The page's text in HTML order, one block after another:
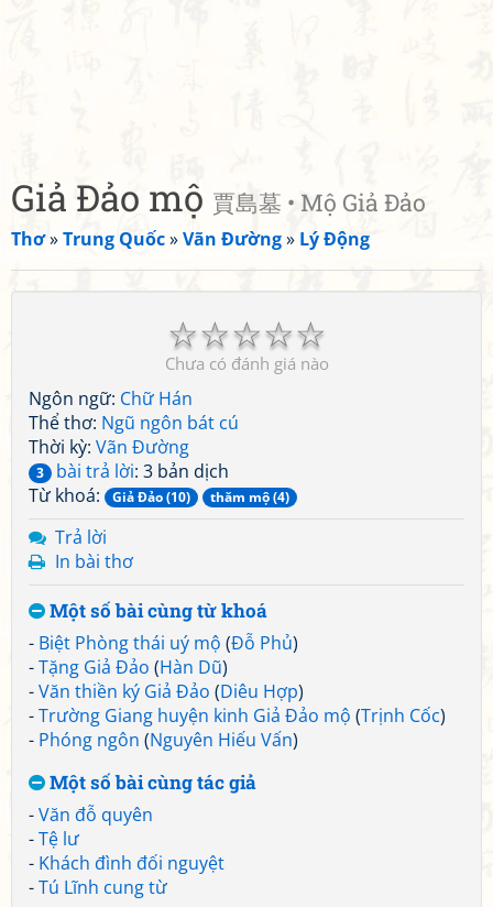
Giả Đảo mộ 賈島墓 • Mộ Giả Đảo
Thơ»Trung Quốc»Vãn Đường» Lý Động
☆
☆
☆
☆
☆
Chưa có đánh giá nào
Ngôn ngữ: Chữ Hán
Thể thơ: Ngũ ngôn bát cú
Thời kỳ: Vãn Đường
3 bài trả lời: 3 bản dịch
Từ khoá:
Giả Đảo (10) thăm mộ (4)
Trả lời
In bài thơ
Một số bài cùng từ khoá
- Biệt Phòng thái uý mộ (Đỗ Phủ)
-Tặng Giả Đảo (Hàn Dũ)
-Văn thiền ký Giả Đảo (Diêu Hợp)
-Trường Giang huyện kinh Giả Đảo mộ (Trịnh Cốc)
- Phóng ngôn (Nguyên Hiếu Vấn)
Một số bài cùng tác giả
-Văn đỗ quyên
-Tệ lư
- Khách đình đối nguyệt
-Tú Lĩnh cung từ